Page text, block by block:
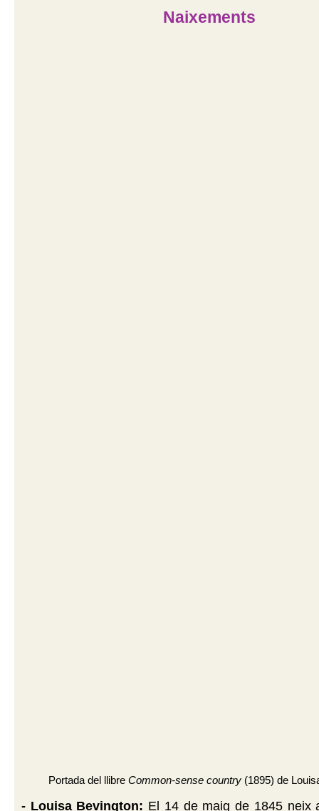
Naixements
Portada del llibre Common-sense country(1895) de
- Louisa Bevington: El 14 de maig de 1845 neix